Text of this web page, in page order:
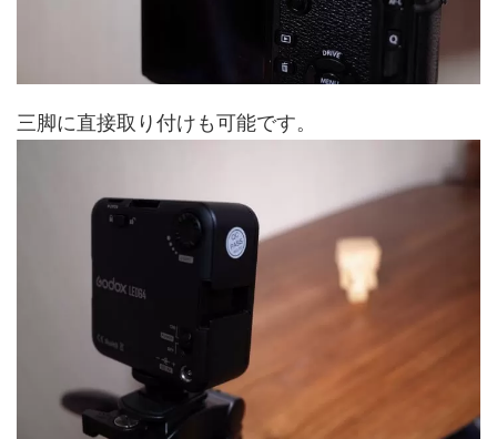
三脚に直接取り付けも可能です。